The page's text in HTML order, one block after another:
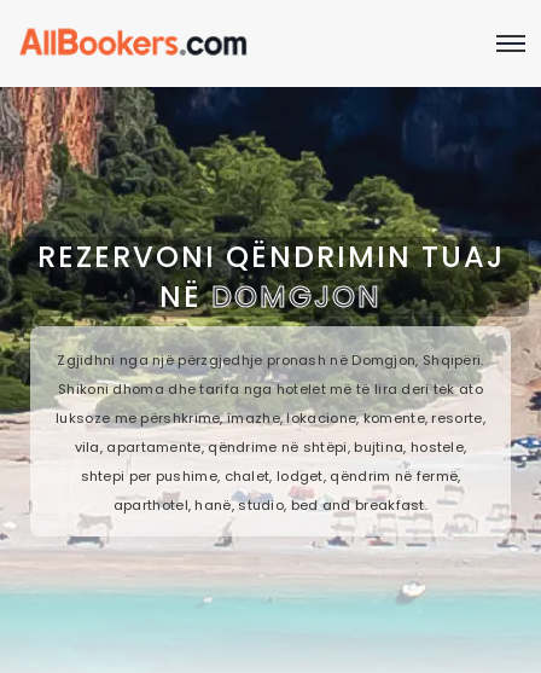
REZERVONI QËNDRIMIN TUAJ
NËDOMGJON
Zgjidhni nga një përzgjedhje pronash në Domgjon, Shqipëri.
Shikoni dhoma dhe tarifa nga hotelet më të lira deri tek ato
luksoze me përshkrime, imazhe, lokacione, komente, resorte,
vila, apartamente, qëndrime në shtëpi, bujtina, hostele,
shtepi per pushime, chalet, lodget, qëndrim në fermë,
aparthotel, hanë, studio, bed and breakfast.